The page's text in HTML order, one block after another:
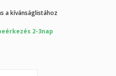
a kívánságlistához
2-3nap
kívánságlistába történő